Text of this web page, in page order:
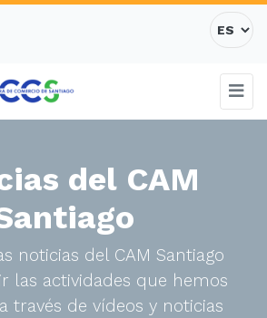
del CAM
noticias del CAM Santiago
las actividades que hemos
través de vídeos y noticias